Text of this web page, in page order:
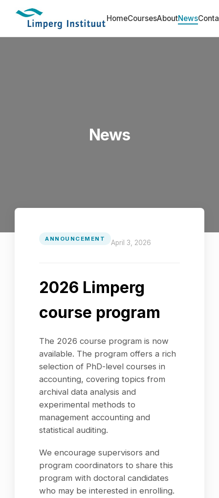
HomeCoursesAboutNews
News
ANNOUNCEMENT April 3, 2026
2026 Limperg
course program
The 2026 course program is now
available. The program offers a rich
selection of PhD-level courses in
accounting, covering topics from
archival data analysis and
experimental methods to
management accounting and
statistical auditing.
We encourage supervisors and
program coordinators to share this
program with doctoral candidates
who may be interested in enrolling.